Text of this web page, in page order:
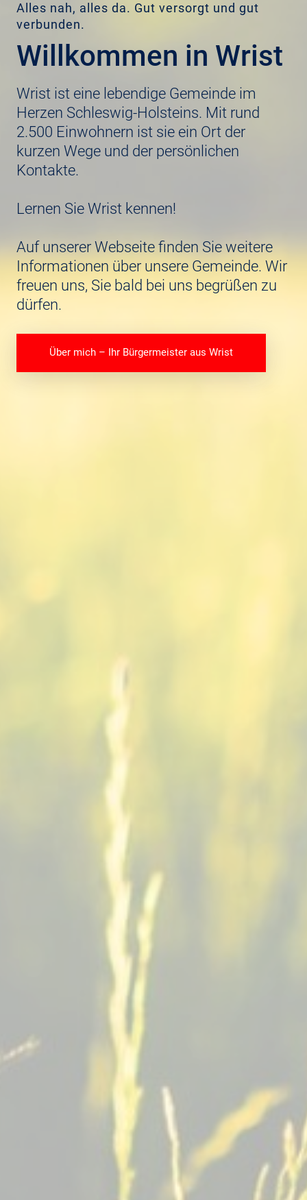
Alles nah, alles da. Gut versorgt und gut
verbunden.
Willkommen in Wrist
Wrist ist eine lebendige Gemeinde im
Herzen Schleswig-Holsteins. Mit rund
2.500 Einwohnern ist sie ein Ort der
kurzen Wege und der persönlichen
Kontakte.
Lernen Sie Wrist kennen!
Auf unserer Webseite finden Sie weitere
Informationen über unsere Gemeinde. Wir
freuen uns, Sie bald bei uns begrüßen zu
dürfen.
Über mich – Ihr Bürgermeister aus Wrist